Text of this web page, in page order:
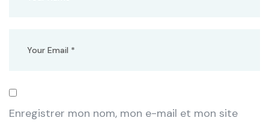
Enregistrer mon nom, mon e-mail et mon site